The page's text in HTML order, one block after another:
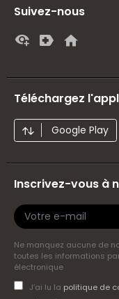
Suivez-nous
Téléchargez
Google Play
Inscrivez-vous à
Ne manquez aucune de
toutes les informations
électronique
J’ai lu la politique de